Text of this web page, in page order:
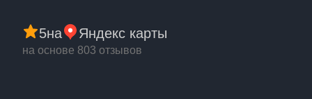
5на Яндекс карты
на основе 803 отзывов